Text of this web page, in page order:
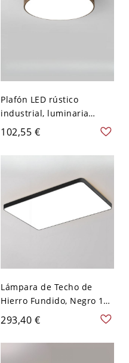
Plafón LED rústico
industrial, luminaria
redonda de perfil bajo
con acabado bronce falso
- 110 A 120 V 22,86 cm
102,55 €
Lámpara de Techo de
Hierro Fundido, Negro 1
Luz Pantalla Acrílica LED
Empotrada con Estilo
Moderno, 110V-120V, Tres
293,40 €